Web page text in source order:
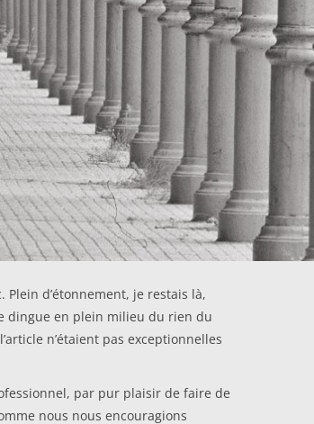
d’étonnement, je restais là,
dingue en plein milieu du rien du
n’étaient pas exceptionnelles
par pur plaisir de faire de
nous nous encouragions